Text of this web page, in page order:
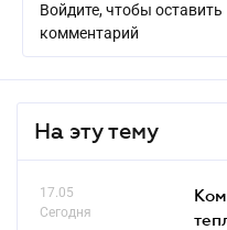
Войдите, чтобы оставить
комментарий
На эту тему
17.05
Сегодня